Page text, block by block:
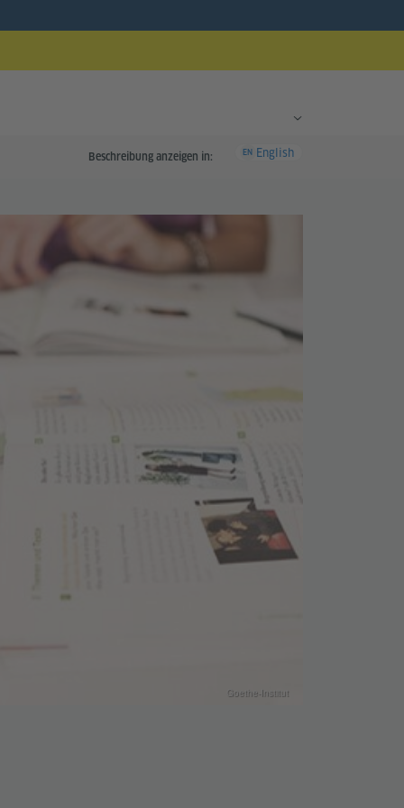
Beschreibung anzeigen in: EN English
Goethe-Institut